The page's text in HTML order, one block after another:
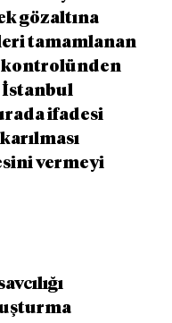
gözaltına
tamamlanan
kontrolünden
İstanbul
ifadesi
vermeyi